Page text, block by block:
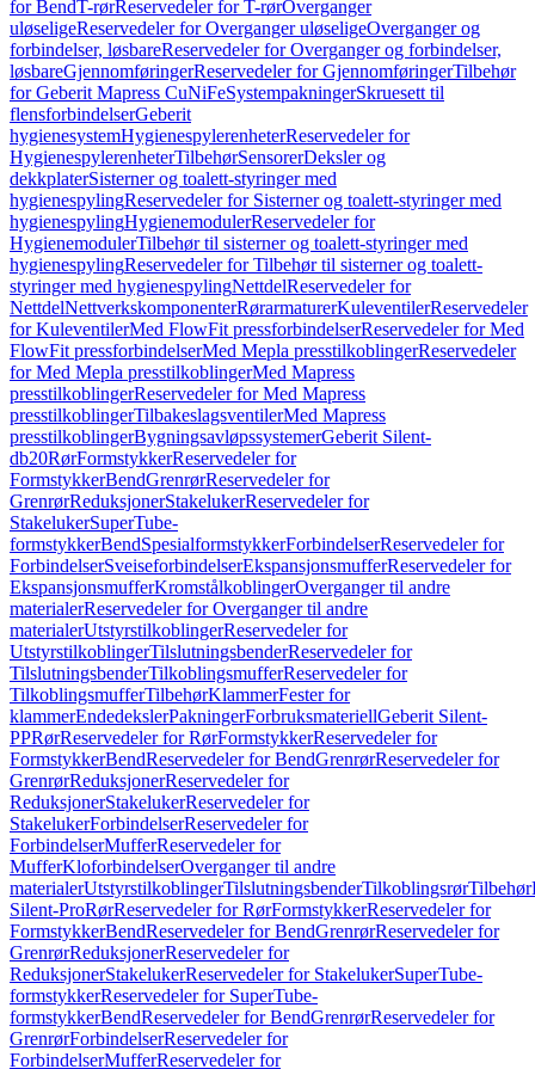
for BendT-rørReservedeler for T-rørOverganger
uløseligeReservedeler for Overganger uløseligeOverganger og
forbindelser, løsbareReservedeler for Overganger og forbindelser,
løsbareGjennomføringerReservedeler for GjennomføringerTilbehør
for Geberit Mapress CuNiFeSystempakningerSkruesett til
flensforbindelserGeberit
hygienesystemHygienespylerenheterReservedeler for
HygienespylerenheterTilbehørSensorerDeksler og
dekkplaterSisterner og toalett-styringer med
hygienespylingReservedeler for Sisterner og toalett-styringer med
hygienespylingHygienemodulerReservedeler for
HygienemodulerTilbehør til sisterner og toalett-styringer med
hygienespylingReservedeler for Tilbehør til sisterner og toalett-
styringer med hygienespylingNettdelReservedeler for
NettdelNettverkskomponenterRørarmaturerKuleventilerReservedeler
for KuleventilerMed FlowFit pressforbindelserReservedeler for Med
FlowFit pressforbindelserMed Mepla presstilkoblingerReservedeler
for Med Mepla presstilkoblingerMed Mapress
presstilkoblingerReservedeler for Med Mapress
presstilkoblingerTilbakeslagsventilerMed Mapress
presstilkoblingerBygningsavløpssystemerGeberit Silent-
db20RørFormstykkerReservedeler for
FormstykkerBendGrenrørReservedeler for
GrenrørReduksjonerStakelukerReservedeler for
StakelukerSuperTube-
formstykkerBendSpesialformstykkerForbindelserReservedeler for
ForbindelserSveiseforbindelserEkspansjonsmufferReservedeler for
EkspansjonsmufferKromstålkoblingerOverganger til andre
materialerReservedeler for Overganger til andre
materialerUtstyrstilkoblingerReservedeler for
UtstyrstilkoblingerTilslutningsbenderReservedeler for
TilslutningsbenderTilkoblingsmufferReservedeler for
TilkoblingsmufferTilbehørKlammerFester for
klammerEndedekslerPakningerForbruksmateriellGeberit Silent-
PPRørReservedeler for RørFormstykkerReservedeler for
FormstykkerBendReservedeler for BendGrenrørReservedeler for
GrenrørReduksjonerReservedeler for
ReduksjonerStakelukerReservedeler for
StakelukerForbindelserReservedeler for
ForbindelserMufferReservedeler for
MufferKloforbindelserOverganger til andre
materialerUtstyrstilkoblingerTilslutningsbenderTilkoblingsrørTilbehør
Silent-ProRørReservedeler for RørFormstykkerReservedeler for
FormstykkerBendReservedeler for BendGrenrørReservedeler for
GrenrørReduksjonerReservedeler for
ReduksjonerStakelukerReservedeler for StakelukerSuperTube-
formstykkerReservedeler for SuperTube-
formstykkerBendReservedeler for BendGrenrørReservedeler for
GrenrørForbindelserReservedeler for
ForbindelserMufferReservedeler for